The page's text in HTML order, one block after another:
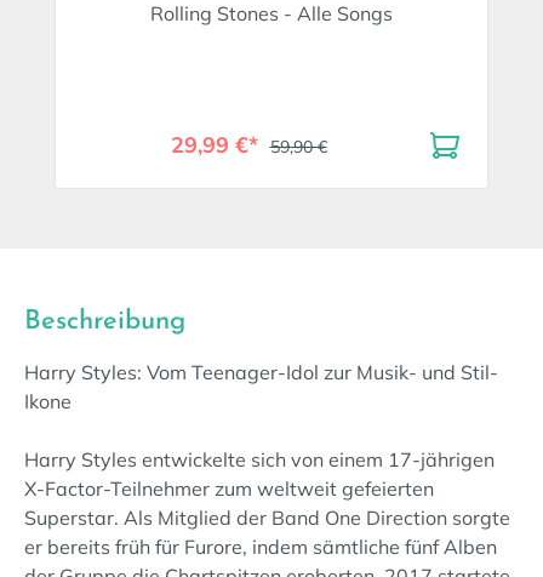
Rolling Stones - Alle Songs
29,99 €* 59,90 €
Beschreibung
Harry Styles: Vom Teenager-Idol zur Musik- und Stil-
Ikone
Harry Styles entwickelte sich von einem 17-jährigen
X-Factor-Teilnehmer zum weltweit gefeierten
Superstar. Als Mitglied der Band One Direction sorgte
er bereits früh für Furore, indem sämtliche fünf Alben